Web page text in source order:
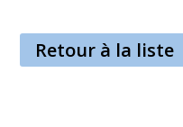
Retour à la liste